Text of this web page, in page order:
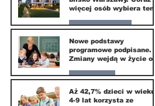
więcej osób wybiera ten
Nasze miasto
20 mar
Nowe podstawy
programowe podpisane.
Zmiany wejdą w życie od
Edukacja
16 mar
Aż 42,7% dzieci w wieku
4-9 lat korzysta ze